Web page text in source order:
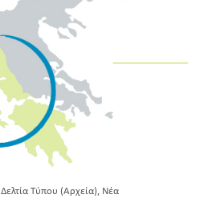
Δελτία Τύπου (Αρχεία), Νέα